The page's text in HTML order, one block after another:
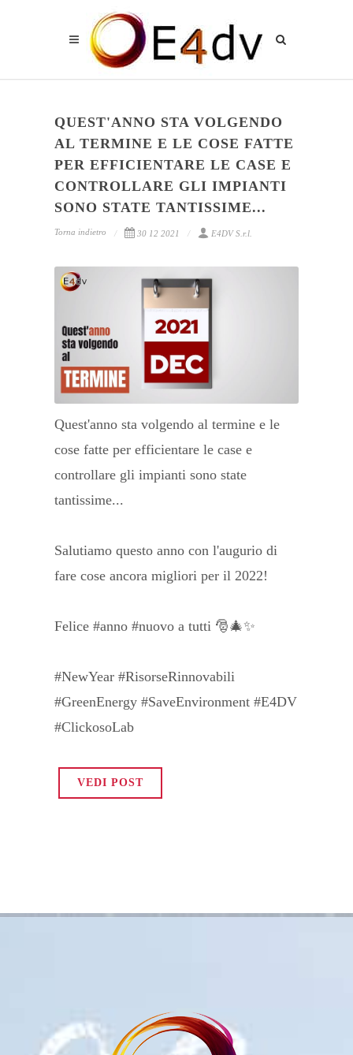
QUEST'ANNO STA VOLGENDO
AL TERMINE E LE COSE FATTE
PER EFFICIENTARE LE CASE E
CONTROLLARE GLI IMPIANTI
SONO STATE TANTISSIME...
Torna indietro 30 12 2021 E4DV S.r.l.
Quest'anno sta volgendo al termine e le
cose fatte per efficientare le case e
controllare gli impianti sono state
tantissime...
Salutiamo questo anno con l'augurio di
fare cose ancora migliori per il 2022!
Felice #anno #nuovo a tutti 🎅🎄✨
#NewYear #RisorseRinnovabili
#GreenEnergy #SaveEnvironment #E4DV
#ClickosoLab
VEDI POST